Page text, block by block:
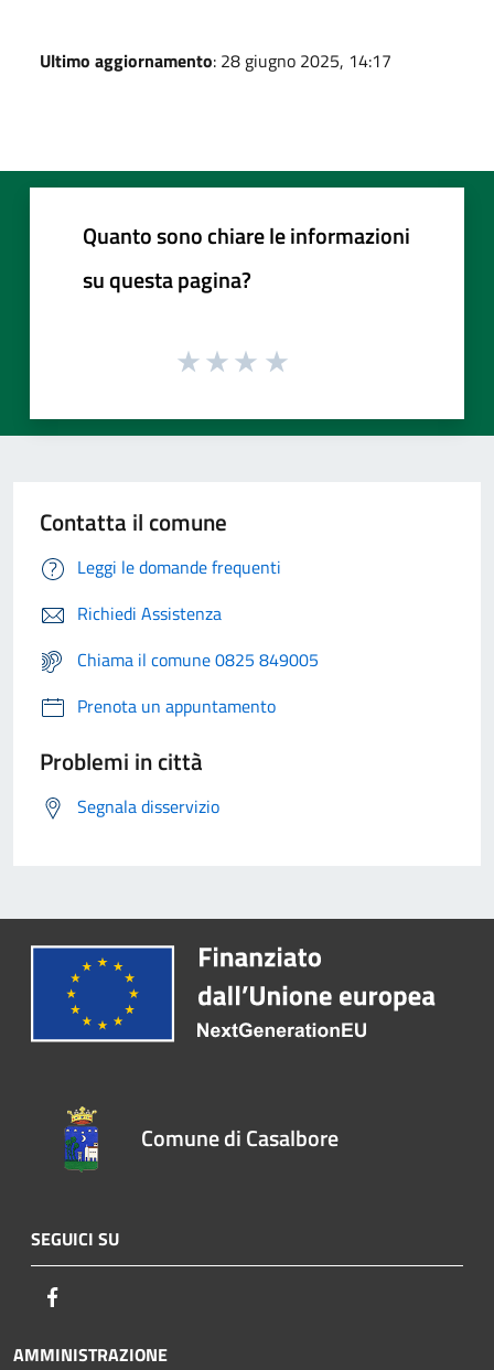
Ultimo aggiornamento: 28 giugno 2025, 14:17
Quanto sono chiare le informazioni
su questa pagina?
Contatta il comune
Leggi le domande frequenti
Richiedi Assistenza
Chiama il comune 0825 849005
Prenota un appuntamento
Problemi in città
Segnala disservizio
Comune di Casalbore
SEGUICI SU
AMMINISTRAZIONE